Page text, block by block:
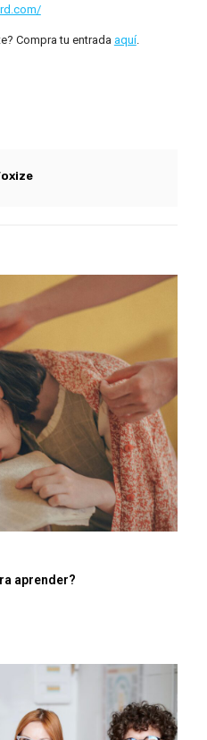
Compra tu entrada aquí.
aprender?